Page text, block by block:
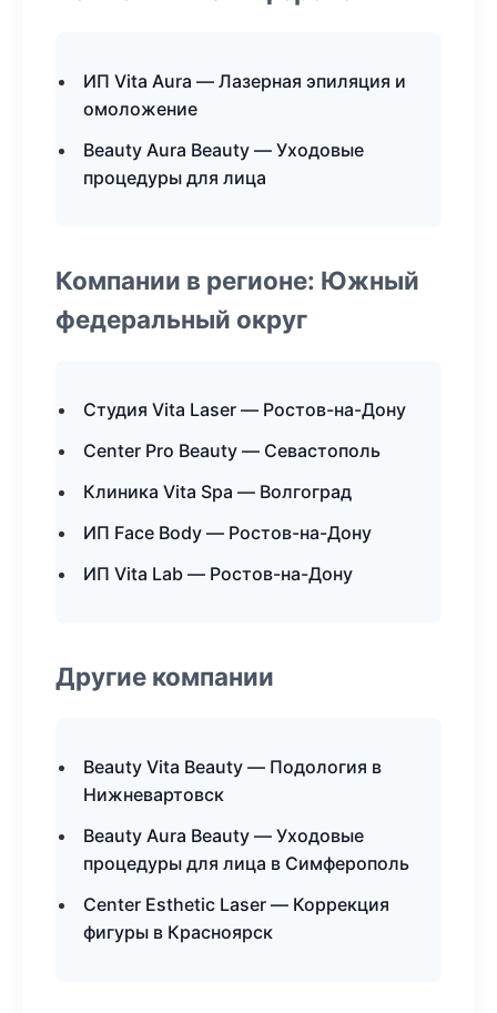
ИП Vita Aura — Лазерная эпиляция и
омоложение
Beauty Aura Beauty — Уходовые
процедуры для лица
Компании в регионе: Южный
федеральный округ
Студия Vita Laser — Ростов-на-Дону
Center Pro Beauty — Севастополь
Клиника Vita Spa — Волгоград
ИП Face Body — Ростов-на-Дону
ИП Vita Lab — Ростов-на-Дону
Другие компании
Beauty Vita Beauty — Подология в
Нижневартовск
Beauty Aura Beauty — Уходовые
процедуры для лица в Симферополь
Center Esthetic Laser — Коррекция
фигуры в Красноярск